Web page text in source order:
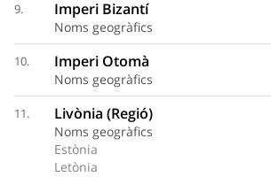
9. Imperi Bizantí
Noms geogràfics
10. Imperi Otomà
Noms geogràfics
11. Livònia (Regió)
Noms geogràfics
Estònia
Letònia